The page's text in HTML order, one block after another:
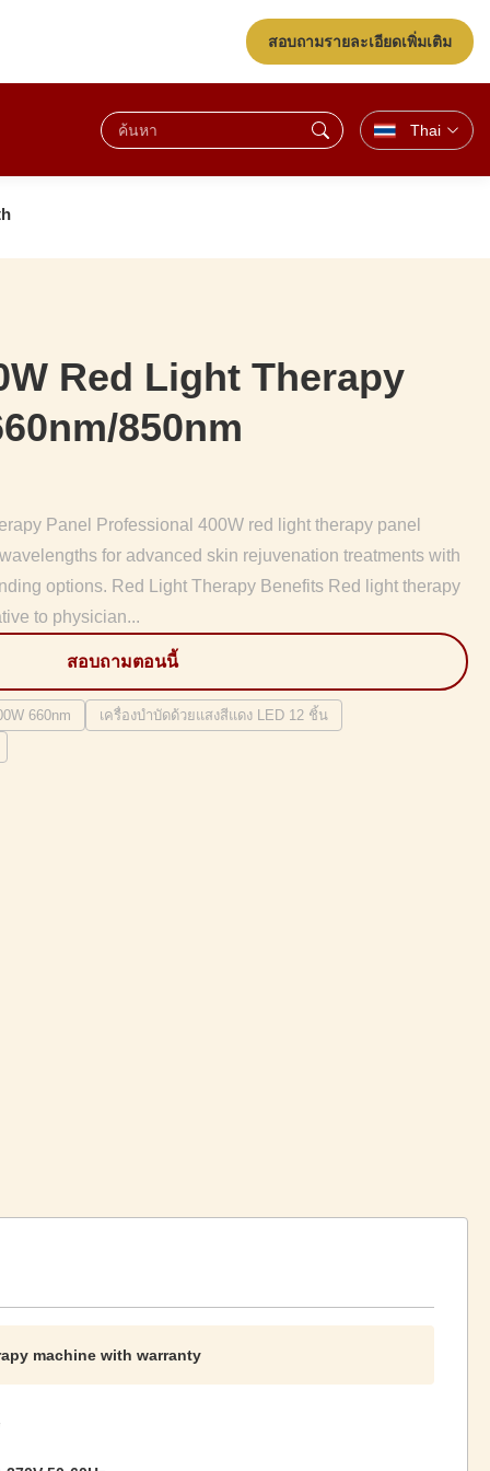
สอบถามรายละเอียดเพิ่มเติม
Thai
Red Light Therapy
850nm
Panel Professional 400W red light therapy panel
for advanced skin rejuvenation treatments with
options. Red Light Therapy Benefits Red light therapy
to physician...
สอบถามตอนนี้
660nm
เครื่องบำบัดด้วยแสงสีแดง LED 12 ชิ้น
machine with warranty